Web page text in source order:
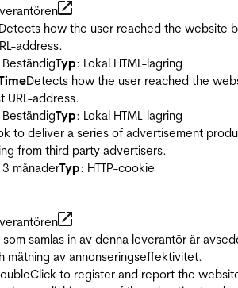
Detects how the user reached the website
address.
BeständigTyp: Lokal HTML-lagring
Detects how the user reached the
URL-address.
BeständigTyp: Lokal HTML-lagring
to deliver a series of advertisement
from third party advertisers.
3 månaderTyp: HTTP-cookie
samlas in av denna leverantör är
mätning av annonseringseffektivitet.
to register and report the